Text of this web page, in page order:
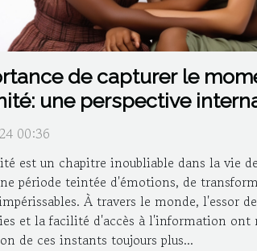
de capturer le
une perspective
00:36
est un chapitre inoubliable dans la vie
période teintée d'émotions, de
À travers le monde, l'essor
et la facilité d'accès à l'information ont
de ces instants toujours plus...